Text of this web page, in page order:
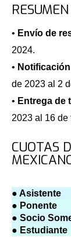
• Envío de
2024.
•
de 2023 al 2
• Entrega de
2023 al 16 de
CUOTAS
● Asistente
● Ponente
● Socio
● Estudiante